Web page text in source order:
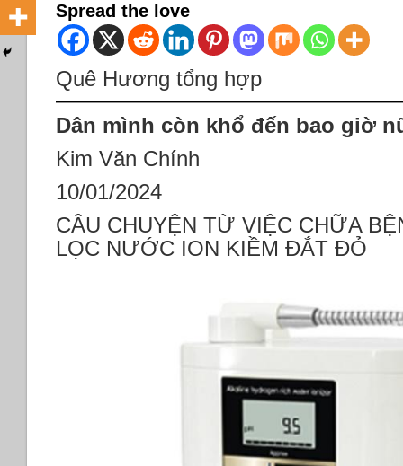
Spread the love
Quê Hương tổng hợp
Dân mình còn khổ đến bao giờ
Kim Văn Chính
10/01/2024
CÂU CHUYỆN TỪ VIỆC CHỮA
LỌC NƯỚC ION KIỀM ĐẮT ĐỎ